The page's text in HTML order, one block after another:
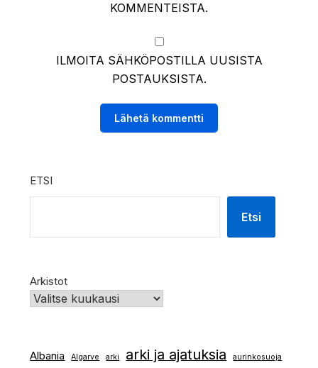
KOMMENTEISTA.
ILMOITA SÄHKÖPOSTILLA UUSISTA
POSTAUKSISTA.
ETSI
Etsi
Arkistot
Albania Algarve arki arki ja ajatuksia aurinkosuoja